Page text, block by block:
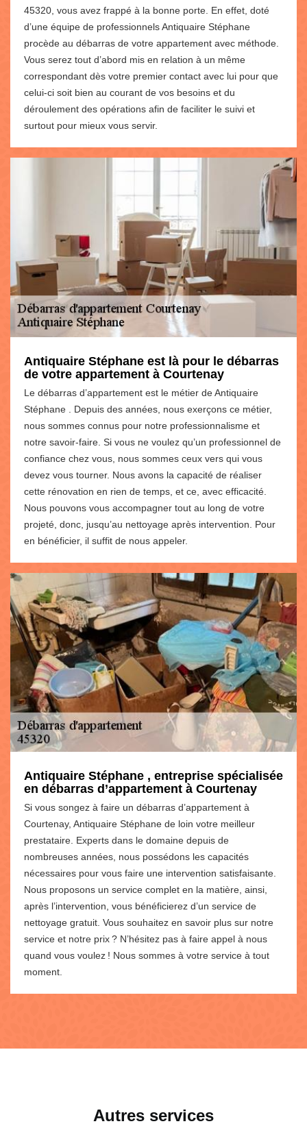
45320, vous avez frappé à la bonne porte. En effet, doté
d’une équipe de professionnels Antiquaire Stéphane
procède au débarras de votre appartement avec méthode.
Vous serez tout d’abord mis en relation à un même
correspondant dès votre premier contact avec lui pour que
celui-ci soit bien au courant de vos besoins et du
déroulement des opérations afin de faciliter le suivi et
surtout pour mieux vous servir.
Antiquaire Stéphane est là pour le débarras
de votre appartement à Courtenay
Le débarras d’appartement est le métier de Antiquaire
Stéphane . Depuis des années, nous exerçons ce métier,
nous sommes connus pour notre professionnalisme et
notre savoir-faire. Si vous ne voulez qu’un professionnel de
confiance chez vous, nous sommes ceux vers qui vous
devez vous tourner. Nous avons la capacité de réaliser
cette rénovation en rien de temps, et ce, avec efficacité.
Nous pouvons vous accompagner tout au long de votre
projeté, donc, jusqu’au nettoyage après intervention. Pour
en bénéficier, il suffit de nous appeler.
Antiquaire Stéphane , entreprise spécialisée
en débarras d’appartement à Courtenay
Si vous songez à faire un débarras d’appartement à
Courtenay, Antiquaire Stéphane de loin votre meilleur
prestataire. Experts dans le domaine depuis de
nombreuses années, nous possédons les capacités
nécessaires pour vous faire une intervention satisfaisante.
Nous proposons un service complet en la matière, ainsi,
après l’intervention, vous bénéficierez d’un service de
nettoyage gratuit. Vous souhaitez en savoir plus sur notre
service et notre prix ? N’hésitez pas à faire appel à nous
quand vous voulez ! Nous sommes à votre service à tout
moment.
Autres services